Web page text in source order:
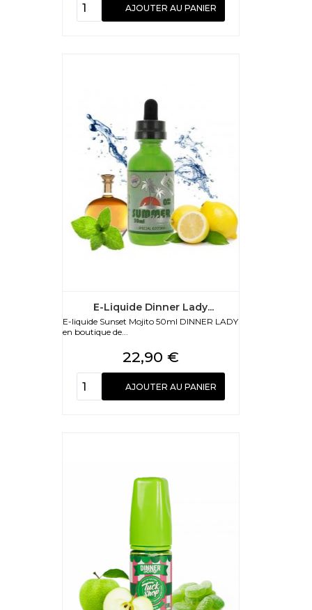
AJOUTER AU PANIER
E-Liquide Dinner Lady...
E-liquide Sunset Mojito 50ml DINNER LADY
en boutique de...
Prix
22,90 €
AJOUTER AU PANIER